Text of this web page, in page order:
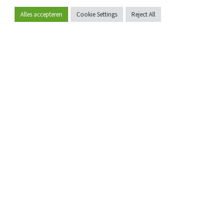
Word lid
Alles accepteren Cookie Settings Reject All